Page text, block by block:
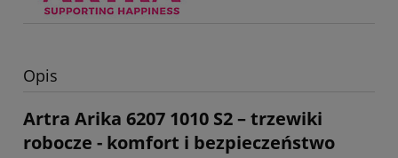
Opis
Artra Arika 6207 1010 S2– trzewiki
robocze - komfort i bezpieczeństwo